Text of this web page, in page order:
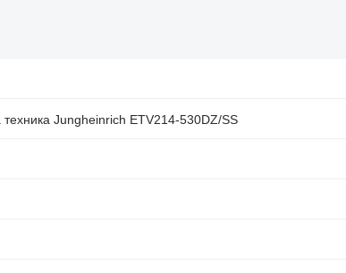
Jungheinrich ETV214-530DZ/SS